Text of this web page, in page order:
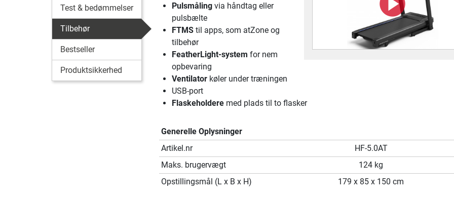
Test & bedømmelser
Tilbehør
Bestseller
Produktsikkerhed
Pulsmålingvia håndtag eller
pulsbælte
FTMStil apps, som atZone og
tilbehør
FeatherLight-system for nem
opbevaring
Ventilatorkøler under træningen
USB-port
Flaskeholderemed plads til to flasker
Generelle Oplysninger
Artikel.nr
HF-5.0AT
Maks. brugervægt
124 kg
Opstillingsmål (L x B x H)
179 x 85 x 150 cm